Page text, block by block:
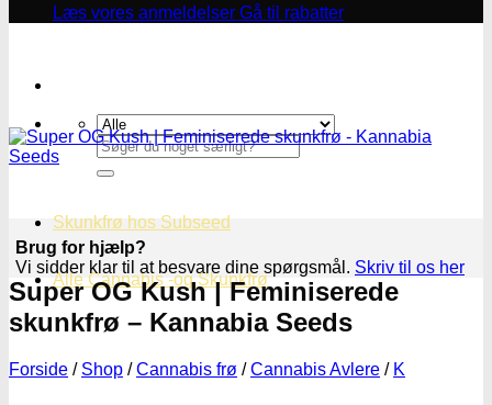
Læs vores anmeldelser Gå til rabatter
Søg
efter:
Skunkfrø hos Subseed
Alle Cannabis -og Skunkfrø
Brug for hjælp?
Vi sidder klar til at besvare dine spørgsmål. Skriv til os her
Super OG Kush | Feminiserede
skunkfrø – Kannabia Seeds
Forside / Shop / Cannabis frø / Cannabis Avlere / K